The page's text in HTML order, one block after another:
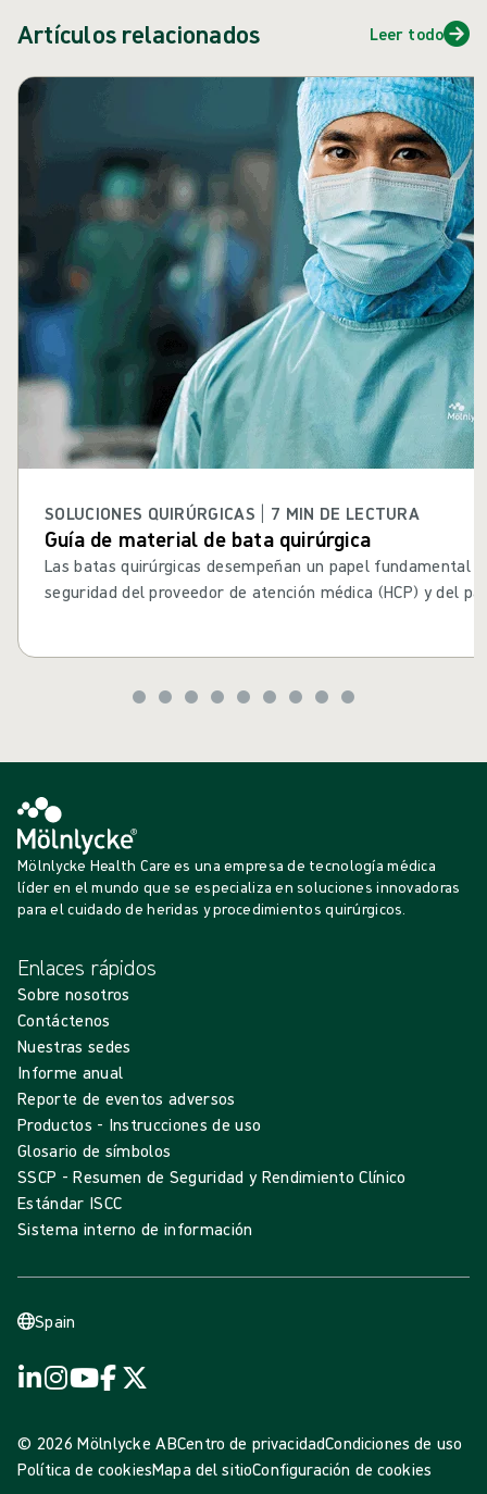
Artículos relacionados Leer todo
SOLUCIONES QUIRÚRGICAS | 7 MIN DE LECTURA
Guía de material de bata quirúrgica
Las batas quirúrgicas desempeñan un papel fundamental
seguridad del proveedor de atención médica (HCP) y del
a los profesionales de la salud a tomar decisiones
Mölnlycke Health Care es una empresa de tecnología médica
líder en el mundo que se especializa en soluciones innovadoras
para el cuidado de heridas y procedimientos quirúrgicos.
Enlaces rápidos
Sobre nosotros
Contáctenos
Nuestras sedes
Informe anual
Reporte de eventos adversos
Productos - Instrucciones de uso
Glosario de símbolos
SSCP - Resumen de Seguridad y Rendimiento Clínico
Estándar ISCC
Sistema interno de información
Spain
© 2026 Mölnlycke ABCentro de privacidadCondiciones de uso
Política de cookiesMapa del sitioConfiguración de cookies